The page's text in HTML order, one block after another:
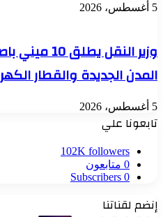
5 أغسطس، 2026
وزير النقل
المدن الجديدة والقطار
5 أغسطس، 2026
تابعونا علي
102K followers
0 متابعون
0
Subscribers
إنضم لقناتنا